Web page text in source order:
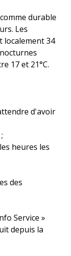
durable
Les
localement 34
17 et 21°C.
d'avoir
heures les
des
Service »
depuis la